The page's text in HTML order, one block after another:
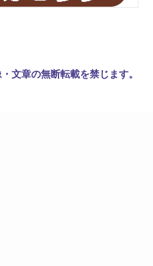
文章の無断転載を禁じます。